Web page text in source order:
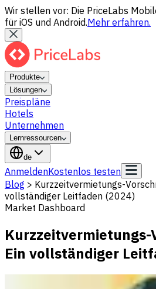
Wir stellen vor: Die PriceLabs
für iOS und Android.Mehr erfahren.
Produkte
Lösungen
Preispläne
Hotels
Unternehmen
Lernressourcen
de
AnmeldenKostenlos testen
Blog > Kurzzeitvermietungs-
vollständiger Leitfaden (2024)
Market Dashboard
Ein vollständiger